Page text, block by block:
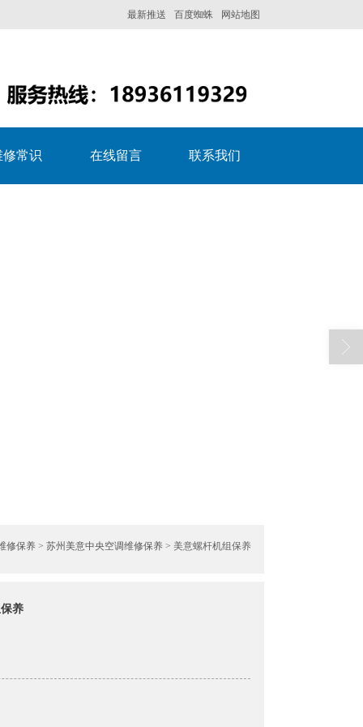
网站地图
百度蜘蛛
最新推送
修常识 在线留言 联系我们
修保养 > 苏州美意中央空调维修保养 > 美意螺杆机组保养
养